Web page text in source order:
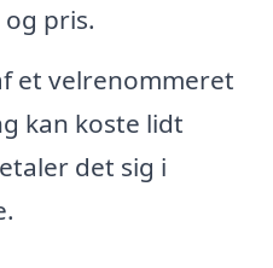
pris.
et velrenommeret
kan koste lidt
det sig i